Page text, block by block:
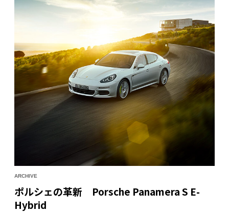
ARCHIVE
ポルシェの革新 Porsche Panamera S E-
Hybrid